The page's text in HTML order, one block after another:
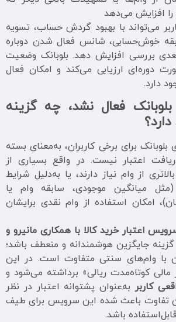
افزایش می‌دهد
می‌تواند با بهبود گردش حساب، تسویه
خوش‌حسابی، شانس فعال شدن دوباره
بررسی افزایش دهد. بلوبانک وضعیت
دوره‌ای ارزیابی می‌کند و امکان فعال
دارد.
فعال نشد، چه گزینه
برای برخی کاربران، به‌معنای بسته
اعتبار نیست. در واقع بسیاری از
از وام نیاز دارند، یا به‌دلیل شرایط
(مثل میانگین موجودی، سابقه وام یا
امکان استفاده از وام نقدی برایشان
اعتبار خرید کالا با همکاری مانیرو و
جایگزین هوشمندانه و منعطف باشد؛
با وام‌های سنتی متفاوت است. در این
مالی کوتاه‌مدت ریالی» برداشته می‌شود و
کاربر به‌عنوان پشتوانه اعتبار در نظر
تفاوت باعث شده این سرویس برای طیف
باشد.